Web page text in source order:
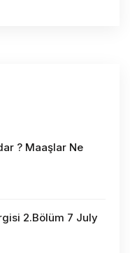
? Maaşlar Ne
2.Bölüm 7 July